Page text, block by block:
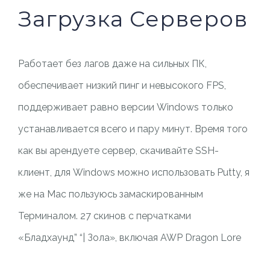
Загрузка Серверов
Работает без лагов даже на сильных ПК,
обеспечивает низкий пинг и невысокого FPS,
поддерживает равно версии Windows только
устанавливается всего и пару минут. Время того
как вы арендуете сервер, скачивайте SSH-
клиент, для Windows можно использовать Putty, я
же на Mac пользуюсь замаскированным
Терминалом. 27 скинов с перчатками
«Бладхаунд” “| Зола», включая AWP Dragon Lore